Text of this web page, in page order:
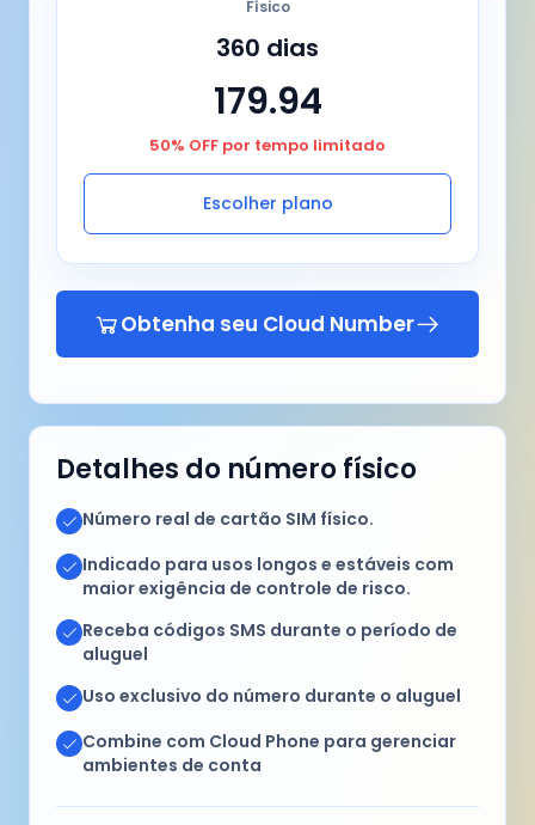
Físico
360 dias
179.94
50% OFF por tempo limitado
Escolher plano
Obtenha seu Cloud Number
Detalhes do número físico
Número real de cartão SIM físico.
Indicado para usos longos e estáveis com
maior exigência de controle de risco.
Receba códigos SMS durante o período de
aluguel
Uso exclusivo do número durante o aluguel
Combine com Cloud Phone para gerenciar
ambientes de conta